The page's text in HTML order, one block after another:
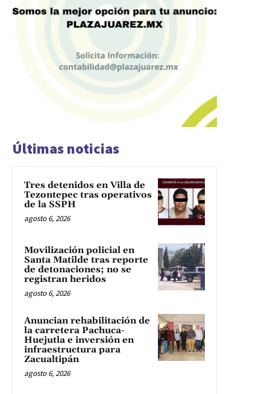
Últimas noticias
Tres detenidos en Villa de
Tezontepec tras operativos
de la SSPH
agosto 6, 2026
Movilización policial en
Santa Matilde tras reporte
de detonaciones; no se
registran heridos
agosto 6, 2026
Anuncian rehabilitación de
la carretera Pachuca-
Huejutla e inversión en
infraestructura para
Zacualtipán
agosto 6, 2026